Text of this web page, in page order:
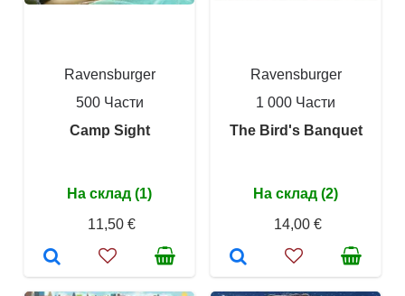
Ravensburger
500 Части
Camp Sight
На склад (1)
11,50 €
Ravensburger
1 000 Части
The Bird's Banquet
На склад (2)
14,00 €